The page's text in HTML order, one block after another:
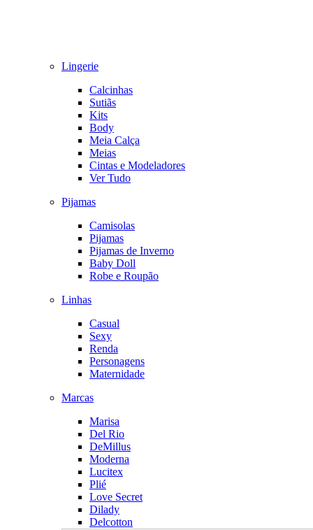
Lingerie
Calcinhas
Sutiãs
Kits
Body
Meia Calça
Meias
Cintas e Modeladores
Ver Tudo
Pijamas
Camisolas
Pijamas
Pijamas de Inverno
Baby Doll
Robe e Roupão
Linhas
Casual
Sexy
Renda
Personagens
Maternidade
Marcas
Marisa
Del Rio
DeMillus
Moderna
Lucitex
Plié
Love Secret
Dilady
Delcotton